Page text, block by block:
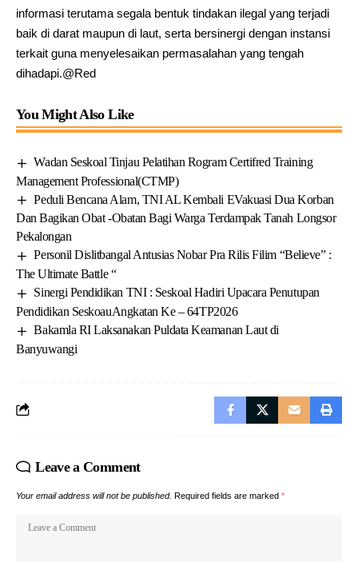
informasi terutama segala bentuk tindakan ilegal yang terjadi
baik di darat maupun di laut, serta bersinergi dengan instansi
terkait guna menyelesaikan permasalahan yang tengah
dihadapi.@Red
You Might Also Like
Wadan Seskoal Tinjau Pelatihan Rogram Certifred Training
Management Professional(CTMP)
Peduli Bencana Alam, TNI AL Kembali EVakuasi Dua Korban
Dan Bagikan Obat -Obatan Bagi Warga Terdampak Tanah Longsor
Pekalongan
Personil Dislitbangal Antusias Nobar Pra Rilis Filim “Believe” :
The Ultimate Battle “
Sinergi Pendidikan TNI : Seskoal Hadiri Upacara Penutupan
Pendidikan SeskoauAngkatan Ke – 64TP2026
Bakamla RI Laksanakan Puldata Keamanan Laut di
Banyuwangi
Leave a Comment
Your email address will not be published. Required fields are marked *